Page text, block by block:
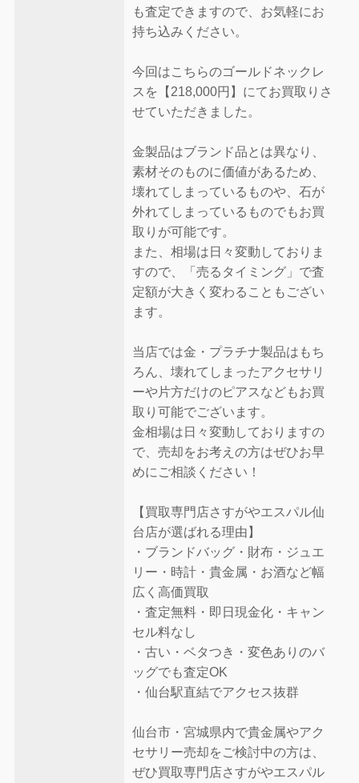
も査定できますので、お気軽にお
持ち込みください。
今回はこちらのゴールドネックレ
スを【218,000円】にてお買取りさ
せていただきました。
金製品はブランド品とは異なり、
素材そのものに価値があるため、
壊れてしまっているものや、石が
外れてしまっているものでもお買
取りが可能です。
また、相場は日々変動しておりま
すので、「売るタイミング」で査
定額が大きく変わることもござい
ます。
当店では金・プラチナ製品はもち
ろん、壊れてしまったアクセサリ
ーや片方だけのピアスなどもお買
取り可能でございます。
金相場は日々変動しておりますの
で、売却をお考えの方はぜひお早
めにご相談ください！
【買取専門店さすがやエスパル仙
台店が選ばれる理由】
・ブランドバッグ・財布・ジュエ
リー・時計・貴金属・お酒など幅
広く高価買取
・査定無料・即日現金化・キャン
セル料なし
・古い・ベタつき・変色ありのバ
ッグでも査定OK
・仙台駅直結でアクセス抜群
仙台市・宮城県内で貴金属やアク
セサリー売却をご検討中の方は、
ぜひ買取専門店さすがやエスパル